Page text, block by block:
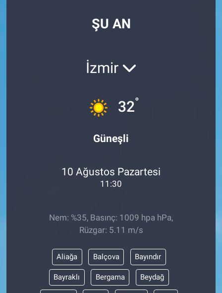
ŞU AN
İzmir
32°
Güneşli
10 Ağustos Pazartesi
11:30
Nem: %35, Basınç: 1009 hpa hPa,
Rüzgar: 5.11 m/s
Aliağa Balçova Bayındır
Bayraklı Bergama Beydağ